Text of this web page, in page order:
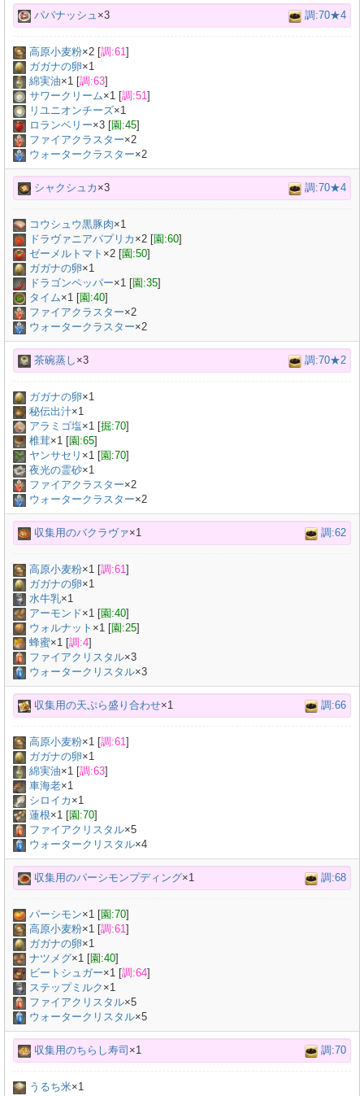
パパナッシュ ×3 調:70★4
高原小麦粉×2 [調:61]
ガガナの卵×1
綿実油×1 [調:63]
サワークリーム×1 [調:51]
リユニオンチーズ×1
ロランベリー×3 [園:45]
ファイアクラスター×2
ウォータークラスター×2
シャクシュカ ×3 調:70★4
コウシュウ黒豚肉×1
ドラヴァニアパプリカ ×2 [園:60]
ゼーメルトマト ×2 [園:50]
ガガナの卵×1
ドラゴンペッパー×1 [園:35]
タイム×1 [園:40]
ファイアクラスター×2
ウォータークラスター×2
茶碗蒸し ×3 調:70★2
ガガナの卵×1
秘伝出汁×1
アラミゴ塩×1 [掘:70]
椎茸×1 [園:65]
ヤンサセリ ×1 [園:70]
夜光の霊砂×1
ファイアクラスター×2
ウォータークラスター×2
収集用のバクラヴァ×1 調:62
高原小麦粉×1 [調:61]
ガガナの卵×1
水牛乳×1
アーモンド×1 [園:40]
ウォルナット ×1 [園:25]
蜂蜜×1 [調:4]
ファイアクリスタル×3
ウォータークリスタル×3
収集用の天ぷら盛り合わせ×1 調:66
高原小麦粉×1 [調:61]
ガガナの卵×1
綿実油×1 [調:63]
車海老×1
シロイカ ×1
蓮根×1 [園:70]
ファイアクリスタル×5
ウォータークリスタル×4
収集用のパーシモンプディング×1 調:68
パーシモン×1 [園:70]
高原小麦粉×1 [調:61]
ガガナの卵×1
ナツメグ×1 [園:40]
ビートシュガー×1 [調:64]
ステップミルク ×1
ファイアクリスタル×5
ウォータークリスタル×5
収集用のちらし寿司 ×1 調:70
うるち米×1